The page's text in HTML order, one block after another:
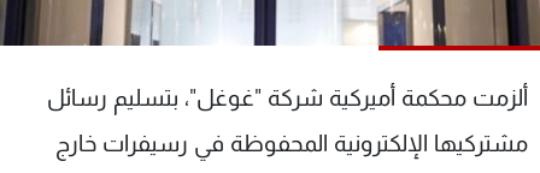
ألزمت محكمة أميركية شركة "غوغل"، بتسليم رسائل
مشتركيها الإلكترونية المحفوظة في رسيفرات خارج
شاهد البرامج
عن MTV
وظائف
تواصل معنا